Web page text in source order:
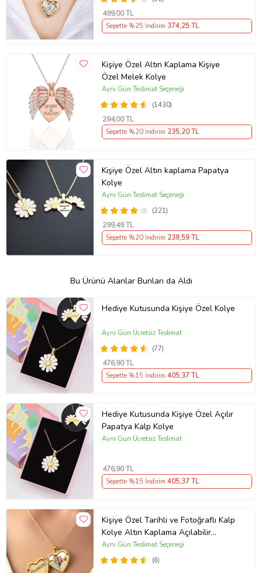
30-35 mm - 3-3.5 cm
Kolye İpi Ölçüsü
:
65 cm Ayarlanabilir Alerji Yapmaz
Her İnsan İçin Uyumludur.
Ürün Kodu:kcm9600166
499,00 TL
Sepette %25 İndirim 374,25 TL
Kişiye Özel Altın Kaplama Kişiye
Özel Melek Kolye
(1430)
Aynı Gün Teslimat Seçeneği
294,00 TL
Sepette %20 İndirim 235,20 TL
Kişiye Özel Altın kaplama Papatya
Kolye
(221)
Aynı Gün Teslimat Seçeneği
299,49 TL
Sepette %20 İndirim 239,59 TL
Bu Ürünü Alanlar Bunları da Aldı
Hediye Kutusunda Kişiye Özel Kolye
(77)
Aynı Gün Ücretsiz Teslimat
476,90 TL
Sepette %15 İndirim 405,37 TL
Hediye Kutusunda Kişiye Özel Açılır
Papatya Kalp Kolye
Aynı Gün Ücretsiz Teslimat
476,90 TL
Sepette %15 İndirim 405,37 TL
Kişiye Özel Tarihli ve Fotoğraflı Kalp
Kolye Altın Kaplama Açılabilir
Kapaklı Kalpli Kolye (Gold)
(6)
Aynı Gün Teslimat Seçeneği